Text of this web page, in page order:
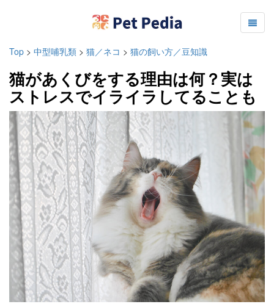
Top > 中型哺乳類 > 猫／ネコ > 猫の飼い方／豆知識
猫があくびをする理由は何？実は
ストレスでイライラしてることも